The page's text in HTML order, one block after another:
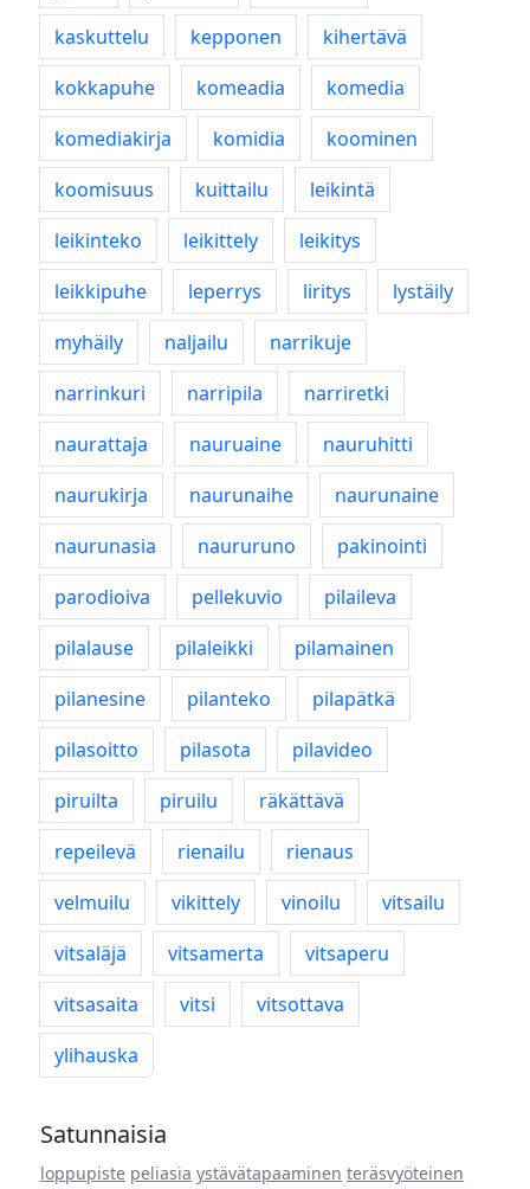
kaskuttelu
kepponen
kihertävä
kokkapuhe
komeadia
komedia
komediakirja
komidia
koominen
koomisuus
kuittailu
leikintä
leikinteko
leikittely
leikitys
leikkipuhe
leperrys liritys
lystäily
myhäily
naljailu
narrikuje
narrinkuri
narripila
narriretki
naurattaja
nauruaine
nauruhitti
naurukirja
naurunaihe
naurunaine
naurunasia
naururuno
pakinointi
parodioiva
pellekuvio
pilaileva
pilalause
pilaleikki
pilamainen
pilanesine
pilanteko
pilapätkä
pilasoitto
pilasota
pilavideo
piruilta
piruilu
räkättävä
repeilevä
rienailu
rienaus
velmuilu
vikittely vinoilu
vitsailu
vitsaläjä
vitsamerta
vitsaperu
vitsasaita
vitsi
vitsottava
ylihauska
Satunnaisia
loppupiste peliasia ystävätapaaminen teräsvyöteinen